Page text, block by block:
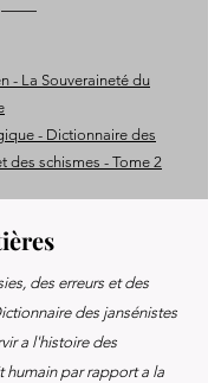
- La Souveraineté du
- Dictionnaire des
des schismes - Tome 2
des erreurs et des
des jansénistes
a l'histoire des
humain par rapport a la